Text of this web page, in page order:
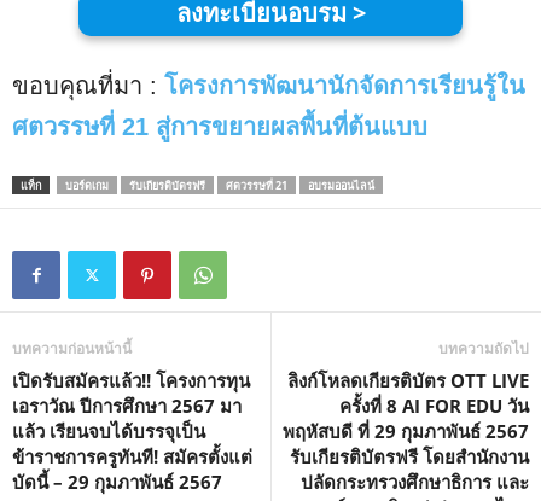
ลงทะเบียนอบรม >
ขอบคุณที่มา : โครงการพัฒนานักจัดการเรียนรู้ใน
ศตวรรษที่ 21 สู่การขยายผลพื้นที่ต้นแบบ
แท็ก บอร์ดเกม รับเกียรติบัตรฟรี ศตวรรษที่ 21 อบรมออนไลน์
บทความก่อนหน้านี้
เปิดรับสมัครแล้ว!! โครงการทุน
เอราวัณ ปีการศึกษา 2567 มา
แล้ว เรียนจบได้บรรจุเป็น
ข้าราชการครูทันที! สมัครตั้งแต่
บัดนี้ – 29 กุมภาพันธ์ 2567
บทความถัดไป
ลิงก์โหลดเกียรติบัตร OTT LIVE
ครั้งที่ 8 AI FOR EDU วัน
พฤหัสบดี ที่ 29 กุมภาพันธ์ 2567
รับเกียรติบัตรฟรี โดยสำนักงาน
ปลัดกระทรวงศึกษาธิการ และ